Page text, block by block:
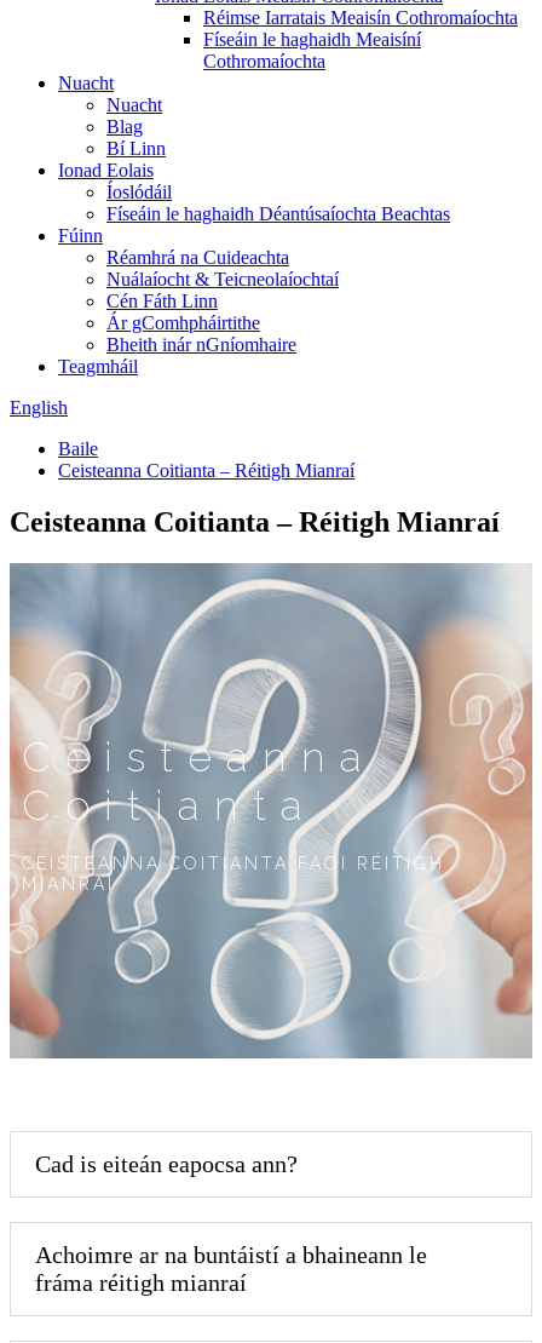
Réimse Iarratais Meaisín Cothromaíochta
Físeáin le haghaidh Meaisíní
Cothromaíochta
Nuacht
Nuacht
Blag
Bí Linn
Ionad Eolais
Íoslódáil
Físeáin le haghaidh Déantúsaíochta Beachtas
Fúinn
Réamhrá na Cuideachta
Nuálaíocht & Teicneolaíochtaí
Cén Fáth Linn
Ár gComhpháirtithe
Bheith inár nGníomhaire
Teagmháil
English
Baile
Ceisteanna Coitianta – Réitigh Mianraí
Ceisteanna Coitianta – Réitigh Mianraí
Ceisteanna
Coitianta
CEISTEANNA COITIANTA FAOI RÉITIGH
MIANRAÍ
Cad is eiteán eapocsa ann?
Achoimre ar na buntáistí a bhaineann le
fráma réitigh mianraí